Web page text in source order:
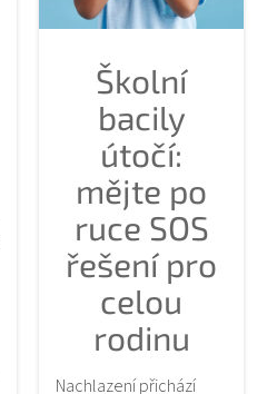
Školní
bacily
útočí:
mějte po
ruce SOS
řešení pro
celou
rodinu
Nachlazení přichází